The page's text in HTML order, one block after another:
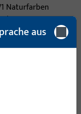
Naturfarben
KG
aus